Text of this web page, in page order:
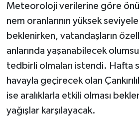
Meteoroloji verilerine göre
nem oranlarının yüksek
beklenirken, vatandaşların
anlarında yaşanabilecek
tedbirli olmaları istendi. Hafta
havayla geçirecek olan
ise aralıklarla etkili olması
yağışlar karşılayacak.